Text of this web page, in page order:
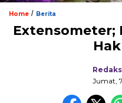
Home / Berita
Extensometer;
Jumat,